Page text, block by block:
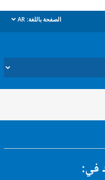
الصفحة باللغة: AR
dropdown